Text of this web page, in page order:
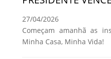
27/04/2026
Começam amanhã as
Minha Casa, Minha Vida!